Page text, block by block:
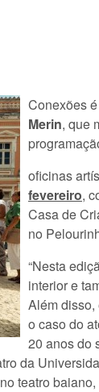
Conexões
Merin, que
oficinas
fevereiro,
Casa de
no
“Nesta
interior e
Além
o caso do
20 anos do
da
teatro